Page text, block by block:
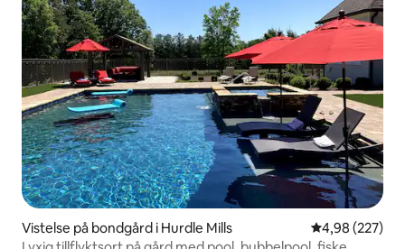
Vistelse på bondgård i Hurdle Mills 4,98 av 5 i
4,98 (227)